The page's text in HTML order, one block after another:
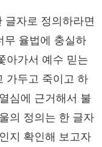
글자로 정의하라면
무 율법에 충실하
아가서 예수 믿는
가두고 죽이고 하
심에 근거해서 불
의 정의는 한 글자
지 확인해 보고자